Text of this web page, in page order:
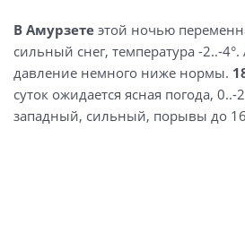
В Амурзете этой ночью
сильный снег, температура -2..-
давление немного ниже нормы.
суток ожидается ясная погода, 0..-
западный, сильный, порывы до